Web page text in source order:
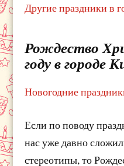
Другие праздники в
Рождество
году в городе
Новогодние
Если по поводу
нас уже давно
стереотипы, то